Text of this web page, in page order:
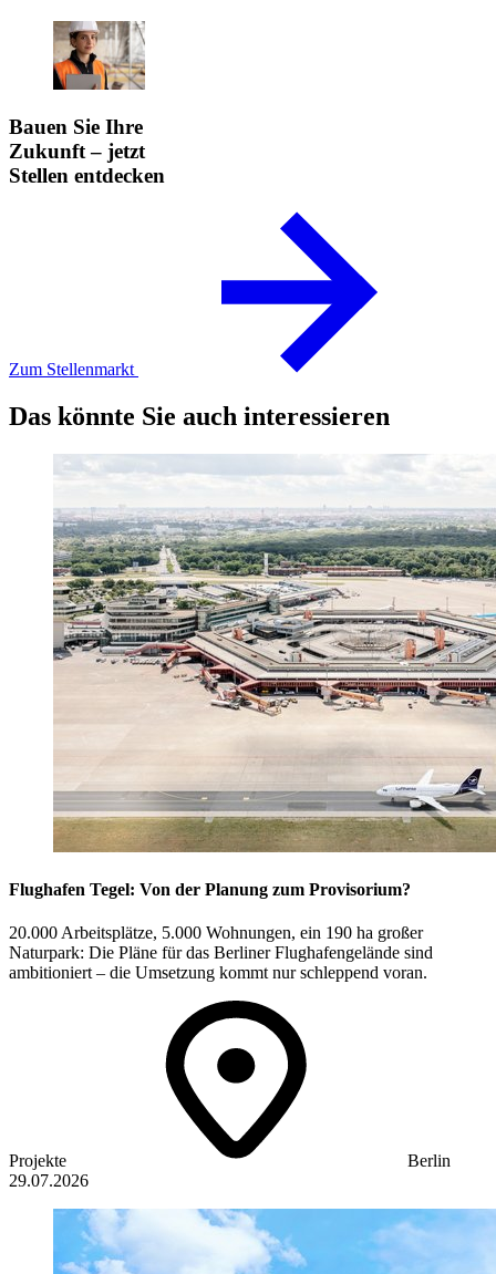
Bauen Sie Ihre
Zukunft – jetzt
Stellen entdecken
Zum Stellenmarkt
Das könnte Sie auch interessieren
Flughafen Tegel: Von der Planung zum Provisorium?
20.000 Arbeitsplätze, 5.000 Wohnungen, ein 190 ha großer
Naturpark: Die Pläne für das Berliner Flughafengelände sind
ambitioniert – die Umsetzung kommt nur schleppend voran.
Projekte
Berlin
29.07.2026